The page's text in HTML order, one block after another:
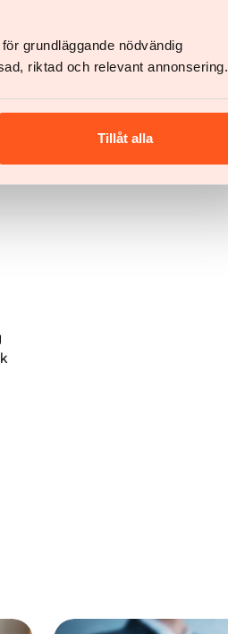
grundläggande nödvändig
riktad och relevant annonsering.
Tillåt alla